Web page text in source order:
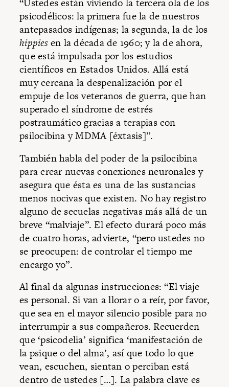
“Ustedes están viviendo la tercera ola de los
psicodélicos: la primera fue la de nuestros
antepasados indígenas; la segunda, la de los
hippiesen la década de 1960; y la de ahora,
que está impulsada por los estudios
científicos en Estados Unidos. Allá está
muy cercana la despenalización por el
empuje de los veteranos de guerra, que han
superado el síndrome de estrés
postraumático gracias a terapias con
psilocibina y MDMA [éxtasis]”.
También habla del poder de la psilocibina
para crear nuevas conexiones neuronales y
asegura que ésta es una de las sustancias
menos nocivas que existen. No hay registro
alguno de secuelas negativas más allá de un
breve “malviaje”. El efecto durará poco más
de cuatro horas, advierte, “pero ustedes no
se preocupen: de controlar el tiempo me
encargo yo”.
Al final da algunas instrucciones: “El viaje
es personal. Si van a llorar o a reír, por favor,
que sea en el mayor silencio posible para no
interrumpir a sus compañeros. Recuerden
que ‘psicodelia’ significa ‘manifestación de
la psique o del alma’, así que todo lo que
vean, escuchen, sientan o perciban está
dentro de ustedes […]. La palabra clave es